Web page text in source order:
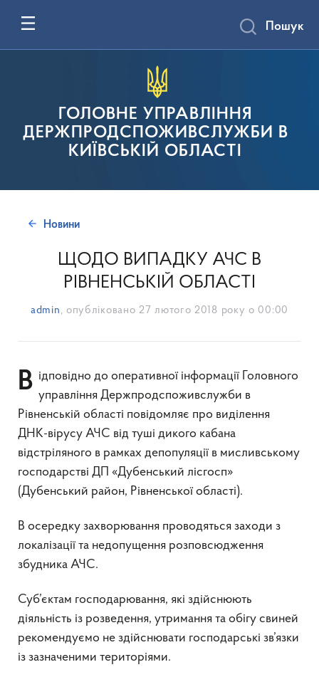
ГОЛОВНЕ УПРАВЛІННЯ
ДЕРЖПРОДСПОЖИВСЛУЖБИ В
КИЇВСЬКІЙ ОБЛАСТІ
Пошук
Новини
ЩОДО ВИПАДКУ АЧС В
РІВНЕНСЬКІЙ ОБЛАСТІ
admin , опубліковано 27 лютого 2018 року о 00:00
Відповідно до оперативної інформації Головного управління Держпродспоживслужби в
Рівненській області повідомляє про виділення
ДНК-вірусу АЧС від туші дикого кабана
відстріляного в рамках депопуляції в мисливському
господарстві ДП «Дубенський лісгосп»
(Дубенський район, Рівненської області).
В осередку захворювання проводяться заходи з
локалізації та недопущення розповсюдження
збудника АЧС.
Суб’єктам господарювання, які здійснюють
діяльність із розведення, утримання та обігу свиней
рекомендуємо не здійснювати господарські зв’язки
із зазначеними територіями.